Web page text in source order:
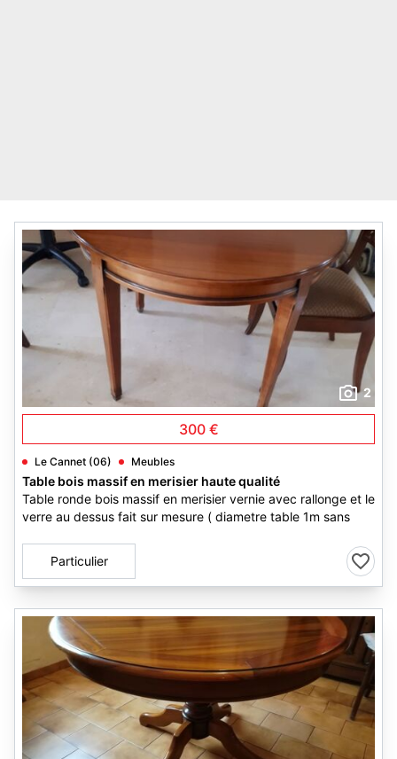
2
300 €
Le Cannet (06) Meubles
Table bois massif en merisier haute qualité
Table ronde bois massif en merisier vernie avec rallonge et le
verre au dessus fait sur mesure ( diametre table 1m sans
Particulier